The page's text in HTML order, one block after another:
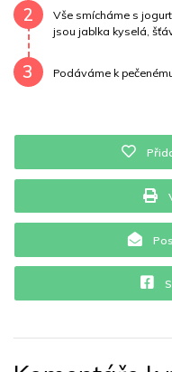
Vitamín A 26880 mg
Vitamín E
2
Vše smícháme s
jsou jablka kyselá,
3 Podáváme k